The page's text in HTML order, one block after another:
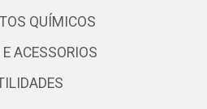
QUÍMICOS
ACESSORIOS